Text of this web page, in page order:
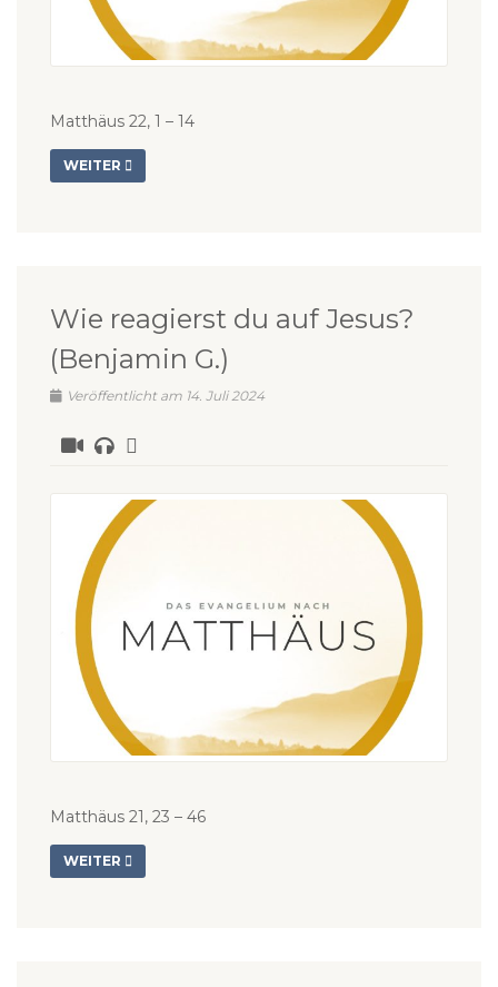
Matthäus 22, 1 – 14
WEITER
Wie reagierst du auf Jesus?
(Benjamin G.)
Veröffentlicht am 14. Juli 2024
Matthäus 21, 23 – 46
WEITER